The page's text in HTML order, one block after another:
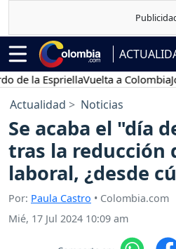
EspriellaVuelta a ColombiaJorge
Actualidad Noticias
Se acaba el "día
tras la reducción
laboral, ¿desde
Por: Paula Castro • Colombia.com
Mié, 17 Jul 2024 10:09 am